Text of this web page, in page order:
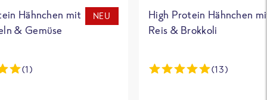
Hähnchen mit
& Gemüse
NEU
(1)
High Protein Hähnchen
Reis & Brokkoli
(13)